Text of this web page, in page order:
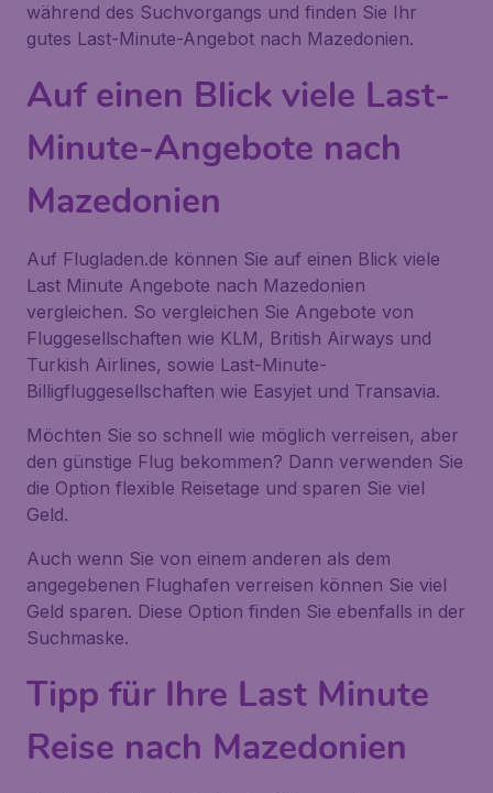
während des Suchvorgangs und finden Sie Ihr
gutes Last-Minute-Angebot nach Mazedonien.
Auf einen Blick viele Last-
Minute-Angebote nach
Mazedonien
Auf Flugladen.de können Sie auf einen Blick viele
Last Minute Angebote nach Mazedonien
vergleichen. So vergleichen Sie Angebote von
Fluggesellschaften wie KLM, British Airways und
Turkish Airlines, sowie Last-Minute-
Billigfluggesellschaften wie Easyjet und Transavia.
Möchten Sie so schnell wie möglich verreisen, aber
den günstige Flug bekommen? Dann verwenden Sie
die Option flexible Reisetage und sparen Sie viel
Geld.
Auch wenn Sie von einem anderen als dem
angegebenen Flughafen verreisen können Sie viel
Geld sparen. Diese Option finden Sie ebenfalls in der
Suchmaske.
Tipp für Ihre Last Minute
Reise nach Mazedonien